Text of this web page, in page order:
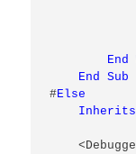
End
End
Sub
#Else
Inherits